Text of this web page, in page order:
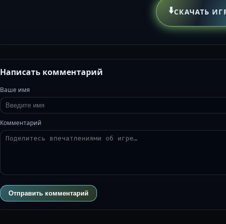
⬇️СКАЧАТЬ
Написать комментарий
Ваше имя
Комментарий
Отправить комментарий